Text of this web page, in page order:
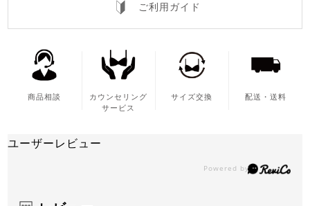
ご利用ガイド
商品相談
カウンセリング
サービス
サイズ交換 配送・送料
ユーザーレビュー